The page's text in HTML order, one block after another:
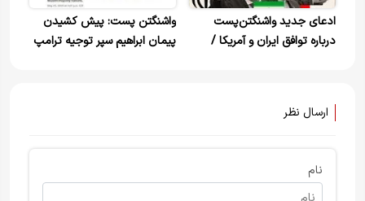
ادعای جدید واشنگتن‌پست
درباره توافق ایران و آمریکا /
واشنگتن پست: پیش کشیدن
پیمان ابراهیم سپر توجیه ترامپ
ارسال نظر
نام